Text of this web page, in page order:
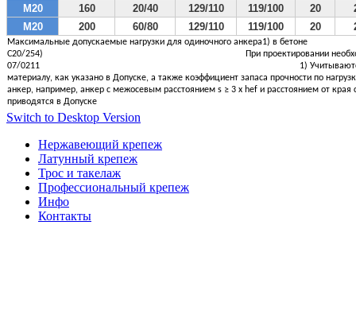
М20
160 20/40 129/110 119/100 20
М20
200 60/80 129/110 119/100 20
Максимальные допускаемые нагрузки для одиночного анкера1) в бетоне
C20/254)
При проектировании
07/0211
1)
материалу, как указано в Допуске, а также коэффициент запаса прочности по
анкер, например, анкер с межосевым расстоянием s ≥ 3 x hef и расстоянием от
приводятся в Допуске
Switch to Desktop Version
Нержавеющий крепеж
Латунный крепеж
Трос и такелаж
Профессиональный крепеж
Инфо
Контакты